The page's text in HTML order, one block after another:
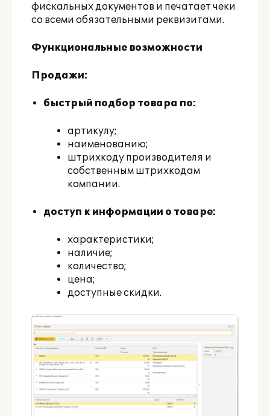
фискальных документов и печатает чеки
со всеми обязательными реквизитами.
Функциональные возможности
Продажи:
быстрый подбор товара по:
артикулу;
наименованию;
штрихкоду производителя и
собственным штрихкодам
компании.
доступ к информации о товаре:
характеристики;
наличие;
количество;
цена;
доступные скидки.